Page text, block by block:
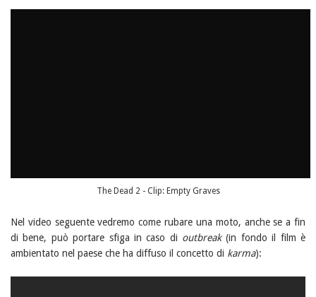
The Dead 2 - Clip: Empty Graves
Nel video seguente vedremo come rubare una moto, anche se a fin
di bene, può portare sfiga in caso di outbreak(in fondo il film è
ambientato nel paese che ha diffuso il concetto di karma):